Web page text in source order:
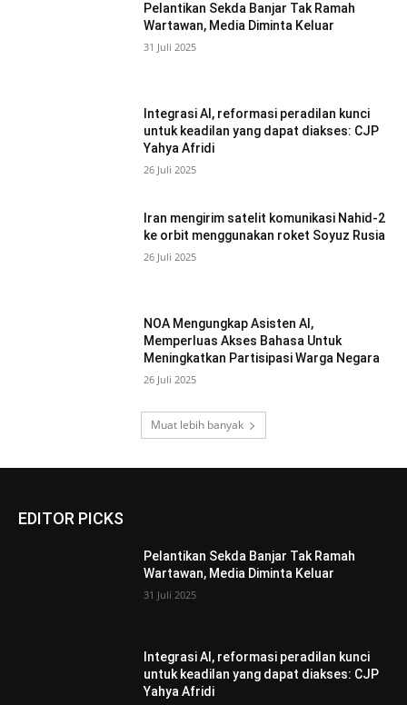
Pelantikan Sekda Banjar Tak Ramah
Wartawan, Media Diminta Keluar
31 Juli 2025
Integrasi AI, reformasi peradilan kunci
untuk keadilan yang dapat diakses: CJP
Yahya Afridi
26 Juli 2025
Iran mengirim satelit komunikasi Nahid-2
ke orbit menggunakan roket Soyuz Rusia
26 Juli 2025
NOA Mengungkap Asisten AI,
Memperluas Akses Bahasa Untuk
Meningkatkan Partisipasi Warga Negara
26 Juli 2025
Muat lebih banyak
EDITOR PICKS
Pelantikan Sekda Banjar Tak Ramah
Wartawan, Media Diminta Keluar
31 Juli 2025
Integrasi AI, reformasi peradilan kunci
untuk keadilan yang dapat diakses: CJP
Yahya Afridi